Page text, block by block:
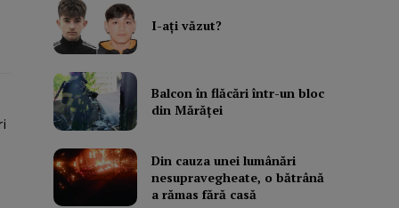
I-aţi văzut?
Balcon în flăcări într-un bloc
din Mărăţei
Din cauza unei lumânări
nesupravegheate, o bătrână
a rămas fără casă